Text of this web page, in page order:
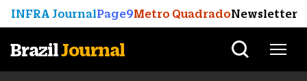
INFRA JournalPage9Metro QuadradoNewsletter
BrazilJournal